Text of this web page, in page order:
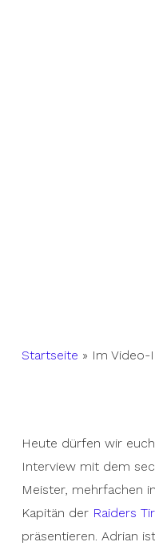
Startseite » Im Video-
Heute dürfen wir
Interview mit dem
Meister, mehrfachen
Kapitän der Raiders
präsentieren. Adrian